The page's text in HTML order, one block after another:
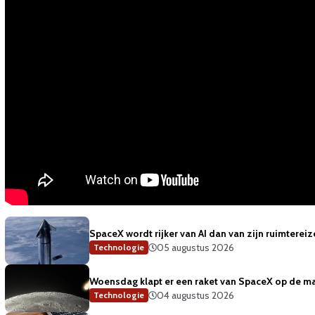
SpaceX wordt rijker van AI dan van zijn
Technologie 05 augustus 2026
Woensdag klapt er een raket van SpaceX op de
Technologie 04 augustus 2026